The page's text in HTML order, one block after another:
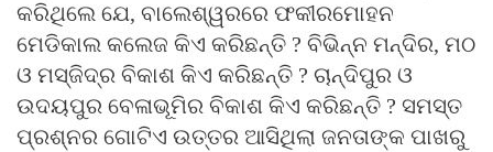
କରିଥିଲେ ଯେ, ବାଲେଶ୍ୱରରେ ଫକୀରମୋହନ
ମେଡିକାଲ କଲେଜ କିଏ କରିଛନ୍ତି ? ବିଭିନ୍ନ ମନ୍ଦିର, ମଠ
ଓ ମସ୍‍ଜିଦ୍‍ର ବିକାଶ କିଏ କରିଛନ୍ତି ? ଚାନ୍ଦିପୁର ଓ
ଉଦୟପୁର ବେଳାଭୂମିର ବିକାଶ କିଏ କରିଛନ୍ତି ? ସମସ୍ତ
ପ୍ରଶ୍ନର ଗୋଟିଏ ଉତ୍ତର ଆସିଥିଲା ଜନତାଙ୍କ ପାଖରୁ